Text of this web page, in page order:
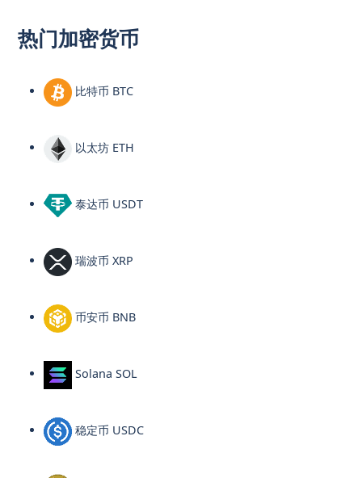
热门加密货币
比特币 BTC
以太坊 ETH
泰达币 USDT
瑞波币 XRP
币安币 BNB
Solana SOL
稳定币 USDC